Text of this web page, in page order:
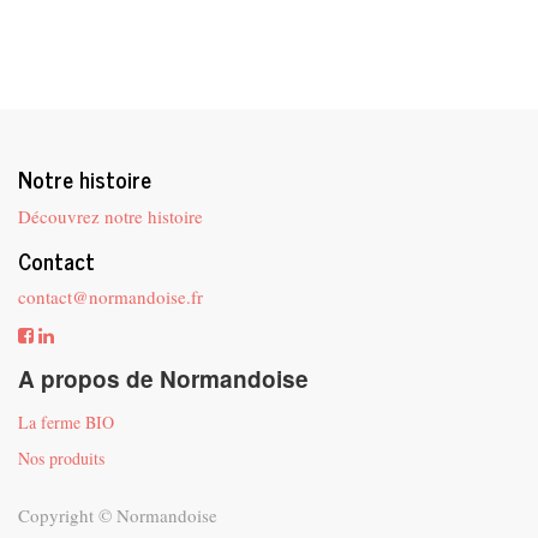
Notre histoire
Découvrez notre histoire
Contact
contact@normandoise.fr
A propos de Normandoise
La ferme BIO
Nos produits
Copyright © Normandoise